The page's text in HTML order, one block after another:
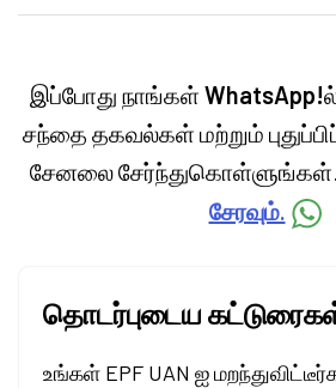
categories.
இப்போது நாங்கள் WhatsApp!
சந்தை தகவல்கள் மற்றும்
சேனலை சேர்ந்துகொள்ளுங்கள்.
சேரவும்.
தொடர்புடைய
உங்கள் EPF UAN ஐ